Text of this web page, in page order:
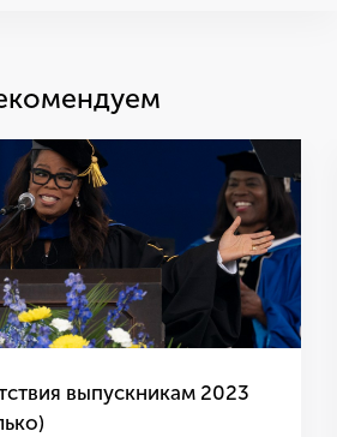
выпускникам 2023